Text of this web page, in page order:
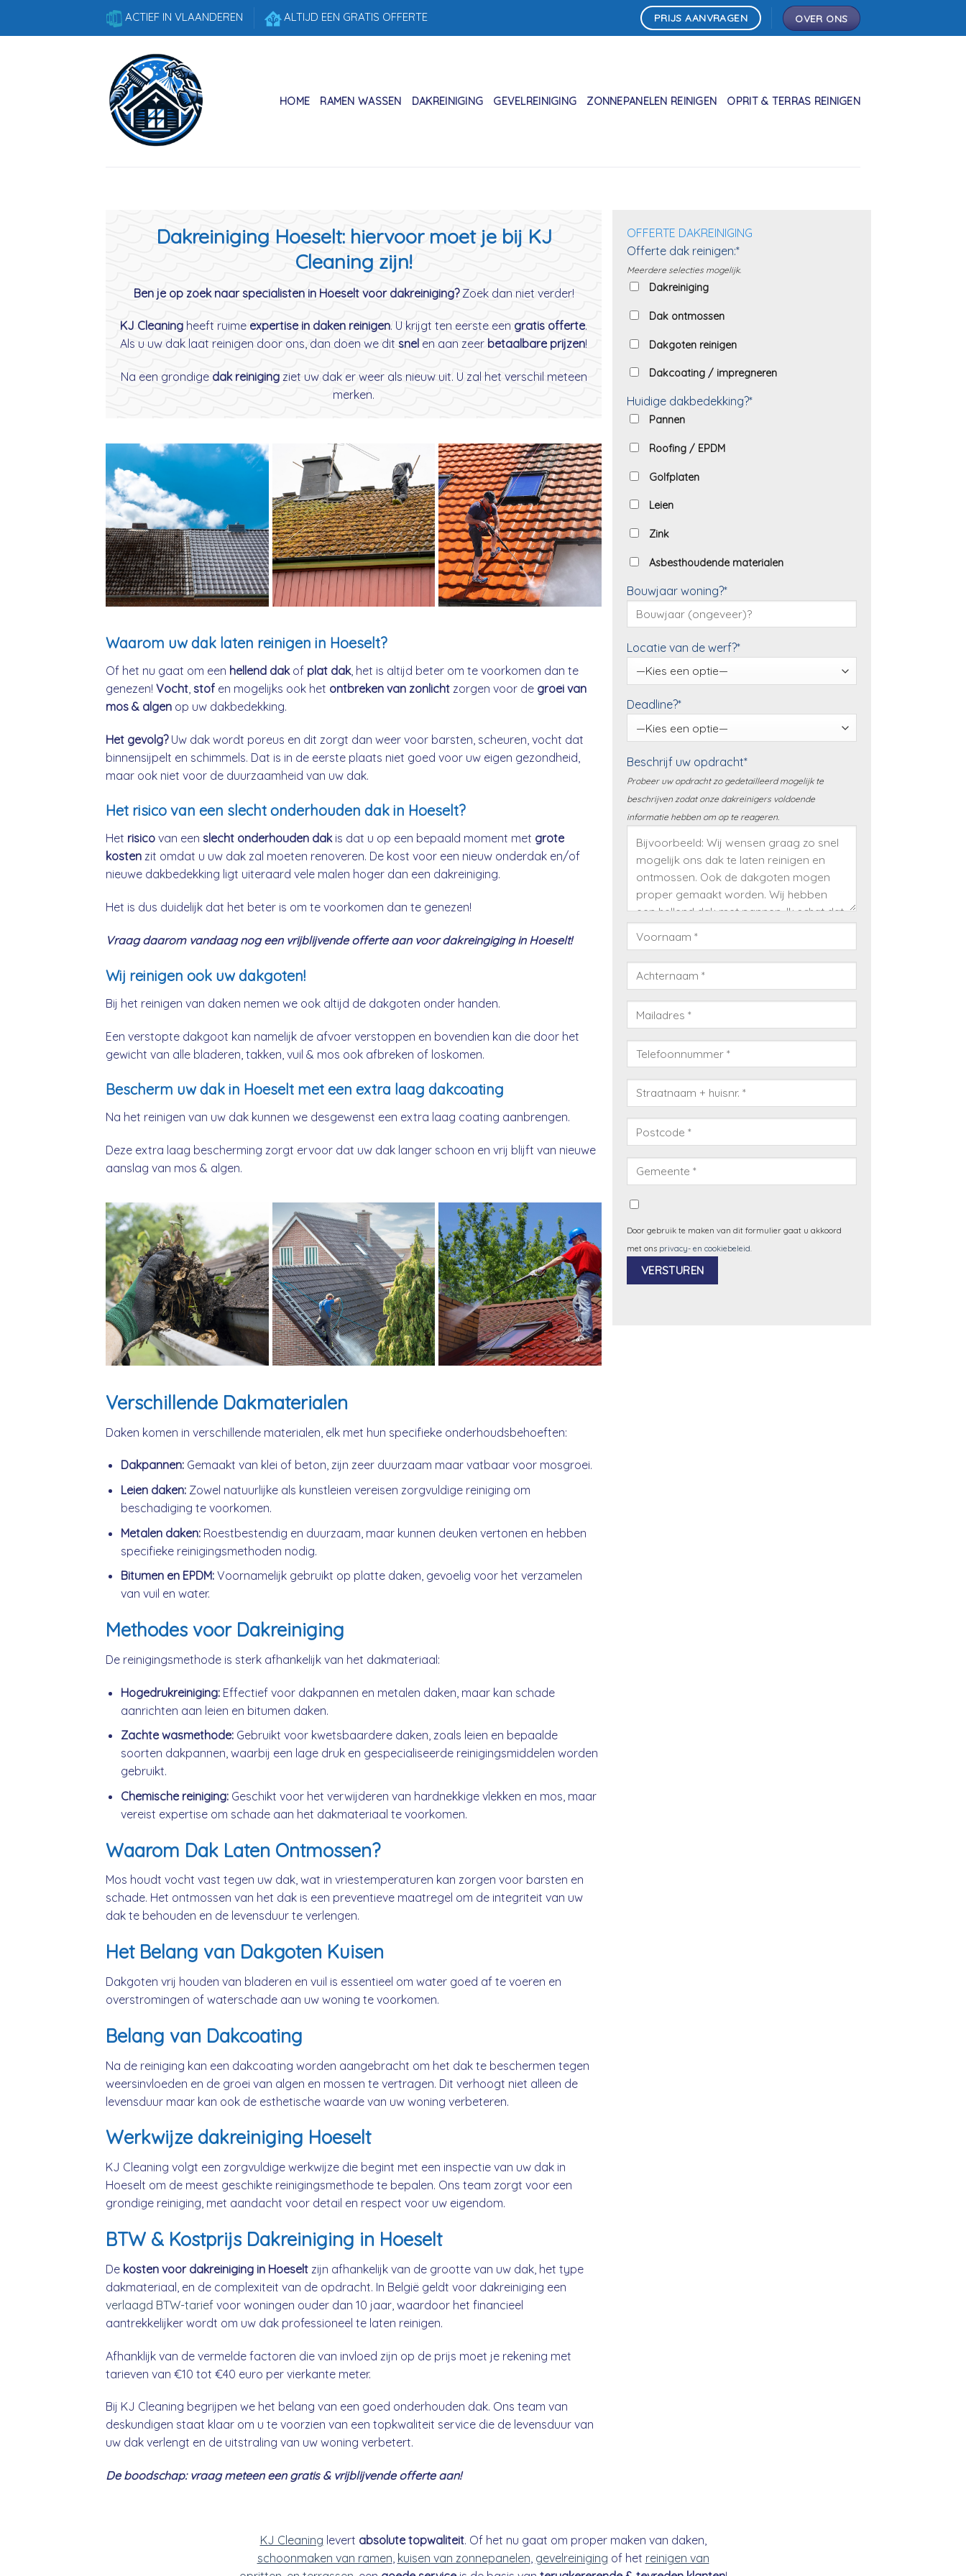
ACTIEF IN VLAANDEREN ALTIJD EEN GRATIS OFFERTE PRIJS AANVRAGEN OVER ONS
HOME RAMEN WASSEN DAKREINIGING GEVELREINIGING ZONNEPANELEN REINIGEN OPRIT & TERRAS REINIGEN
Dakreiniging Hoeselt: hiervoor moet je bij KJ
Cleaning zijn!
Ben je op zoek naar specialisten in Hoeselt voor dakreiniging?Zoek dan niet verder!
KJ Cleaning heeft ruime expertise in daken reinigen. U krijgt ten eerste een gratis offerte.
Als u uw dak laat reinigen door ons, dan doen we dit snel en aan zeer betaalbare prijzen!
Na een grondige dak reinigingziet uw dak er weer als nieuw uit. U zal het verschil meteen
merken.
Waarom uw dak laten reinigen in Hoeselt?
Of het nu gaat om een hellend dakof plat dak, het is altijd beter om te voorkomen dan te
genezen! Vocht stof en mogelijks ook het ontbreken van zonlicht zorgen voor de groei van
mos & algen op uw dakbedekking.
Het gevolg?Uw dak wordt poreus en dit zorgt dan weer voor barsten, scheuren, vocht dat
binnensijpelt en schimmels. Dat is in de eerste plaats niet goed voor uw eigen gezondheid,
maar ook niet voor de duurzaamheid van uw dak.
Het risico van een slecht onderhouden dak in Hoeselt?
Het risico van een slecht onderhouden dakis dat u op een bepaald moment met grote
kosten zit omdat u uw dak zal moeten renoveren. De kost voor een nieuw onderdak en/of
nieuwe dakbedekking ligt uiteraard vele malen hoger dan een dakreiniging.
Het is dus duidelijk dat het beter is om te voorkomen dan te genezen!
Vraag daarom vandaag nog een vrijblijvende offerte aan voor dakreingiging in Hoeselt!
Wij reinigen ook uw dakgoten!
Bij het reinigen van daken nemen we ook altijd de dakgoten onder handen.
Een verstopte dakgoot kan namelijk de afvoer verstoppen en bovendien kan die door het
gewicht van alle bladeren, takken, vuil & mos ook afbreken of loskomen.
Bescherm uw dak in Hoeselt met een extra laag dakcoating
Na het reinigen van uw dak kunnen we desgewenst een extra laag coating aanbrengen.
Deze extra laag bescherming zorgt ervoor dat uw dak langer schoon en vrij blijft van nieuwe
aanslag van mos & algen.
Verschillende Dakmaterialen
Daken komen in verschillende materialen, elk met hun specifieke onderhoudsbehoeften:
Dakpannen:Gemaakt van klei of beton, zijn zeer duurzaam maar vatbaar voor mosgroei.
Leien daken:Zowel natuurlijke als kunstleien vereisen zorgvuldige reiniging om
beschadiging te voorkomen.
Metalen daken:Roestbestendig en duurzaam, maar kunnen deuken vertonen en hebben
specifieke reinigingsmethoden nodig.
Bitumen en EPDM:Voornamelijk gebruikt op platte daken, gevoelig voor het verzamelen
van vuil en water.
Methodes voor Dakreiniging
De reinigingsmethode is sterk afhankelijk van het dakmateriaal:
Hogedrukreiniging:Effectief voor dakpannen en metalen daken, maar kan schade
aanrichten aan leien en bitumen daken.
Zachte wasmethode:Gebruikt voor kwetsbaardere daken, zoals leien en bepaalde
soorten dakpannen, waarbij een lage druk en gespecialiseerde reinigingsmiddelen worden
gebruikt.
Chemische reiniging:Geschikt voor het verwijderen van hardnekkige vlekken en mos, maar
vereist expertise om schade aan het dakmateriaal te voorkomen.
Waarom Dak Laten Ontmossen?
Mos houdt vocht vast tegen uw dak, wat in vriestemperaturen kan zorgen voor barsten en
schade. Het ontmossen van het dak is een preventieve maatregel om de integriteit van uw
dak te behouden en de levensduur te verlengen.
Het Belang van Dakgoten Kuisen
Dakgoten vrij houden van bladeren en vuil is essentieel om water goed af te voeren en
overstromingen of waterschade aan uw woning te voorkomen.
Belang van Dakcoating
Na de reiniging kan een dakcoating worden aangebracht om het dak te beschermen tegen
weersinvloeden en de groei van algen en mossen te vertragen. Dit verhoogt niet alleen de
levensduur maar kan ook de esthetische waarde van uw woning verbeteren.
Werkwijze dakreiniging Hoeselt
KJ Cleaning volgt een zorgvuldige werkwijze die begint met een inspectie van uw dak in
Hoeselt om de meest geschikte reinigingsmethode te bepalen. Ons team zorgt voor een
grondige reiniging, met aandacht voor detail en respect voor uw eigendom.
BTW & Kostprijs Dakreiniging in Hoeselt
De kosten voor dakreiniging in Hoeselt zijn afhankelijk van de grootte van uw dak, het type
dakmateriaal, en de complexiteit van de opdracht. In België geldt voor dakreiniging een
verlaagd BTW-tarief voor woningen ouder dan 10 jaar, waardoor het financieel
aantrekkelijker wordt om uw dak professioneel te laten reinigen.
Afhanklijk van de vermelde factoren die van invloed zijn op de prijs moet je rekening met
tarieven van €10 tot €40 euro per vierkante meter.
Bij KJ Cleaning begrijpen we het belang van een goed onderhouden dak. Ons team van
deskundigen staat klaar om u te voorzien van een topkwaliteit service die de levensduur van
uw dak verlengt en de uitstraling van uw woning verbetert.
De boodschap: vraag meteen een gratis & vrijblijvende offerte aan!
OFFERTE DAKREINIGING
Offerte dak reinigen:*
Meerdere selecties mogelijk.
Dakreiniging
Dak ontmossen
Dakgoten reinigen
Dakcoating / impregneren
Huidige dakbedekking?*
Pannen
Roofing / EPDM
Golfplaten
Leien
Zink
Asbesthoudende materialen
Bouwjaar woning?*
Locatie van de werf?*
Deadline?*
Beschrijf uw opdracht*
Probeer uw opdracht zo gedetailleerd mogelijk te
beschrijven zodat onze dakreinigers voldoende
informatie hebben om op te reageren.
Door gebruik te maken van dit formulier gaat u akkoord
met ons privacy- en cookiebeleid.
KJ Cleaning levert absolute topwaliteit. Of het nu gaat om proper maken van daken,
schoonmaken van ramen, kuisen van zonnepanelen, gevelreiniging of het reinigen van